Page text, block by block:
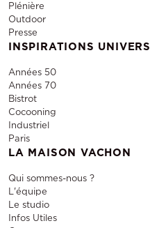
Plénière
Outdoor
Presse
INSPIRATIONS UNIVERS
Années 50
Années 70
Bistrot
Cocooning
Industriel
Paris
LA MAISON VACHON
Qui sommes-nous ?
L'équipe
Le studio
Infos Utiles